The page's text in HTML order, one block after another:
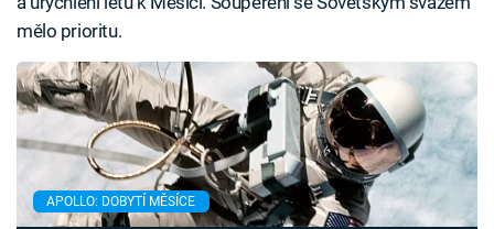
mělo prioritu.
APOLLO: DOBYTÍ MĚSÍCE